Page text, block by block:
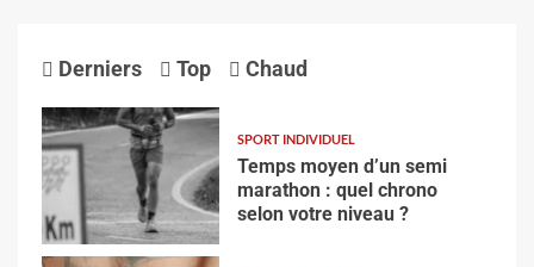
Derniers Top Chaud
SPORT INDIVIDUEL
Temps moyen d’un semi
marathon : quel chrono
selon votre niveau ?